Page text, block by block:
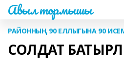
Авыл тормышы
РАЙОННЫҢ 90 ЕЛЛЫГЫНА 90
СОЛДАТ